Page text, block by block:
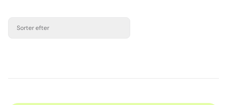
Sorter efter